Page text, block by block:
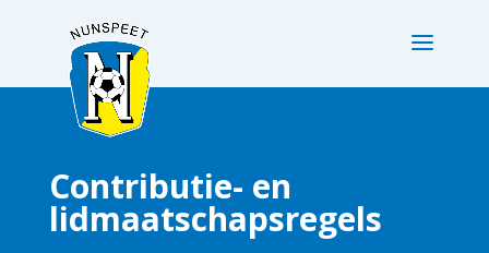
Contributie- en
lidmaatschapsregels